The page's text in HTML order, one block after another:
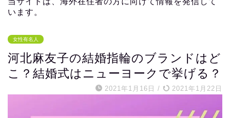
います。
女性有名人
河北麻友子の結婚指輪のブランドはど
こ？結婚式はニューヨークで挙げる？
2021年1月16日 / 2021年1月22日